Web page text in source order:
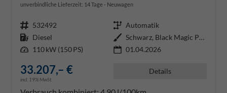
unverbindliche Lieferzeit: 14 Tage Neuwagen
Fahrzeugnr. 532492 Getriebe Automatik
Kraftstoff Diesel Außenfarbe
Schwarz, Black Magic Perleffekt
Leistung 110 kW (150 PS) 01.04.2026
33.207,– €
incl. 19% MwSt.
Details